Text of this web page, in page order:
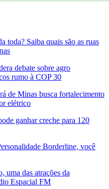
toda? Saiba quais são as ruas
debate sobre agro
rumo à COP 30
de Minas busca fortalecimento
elétrico
ganhar creche para 120
Borderline, você
uma das atrações da
Espacial FM